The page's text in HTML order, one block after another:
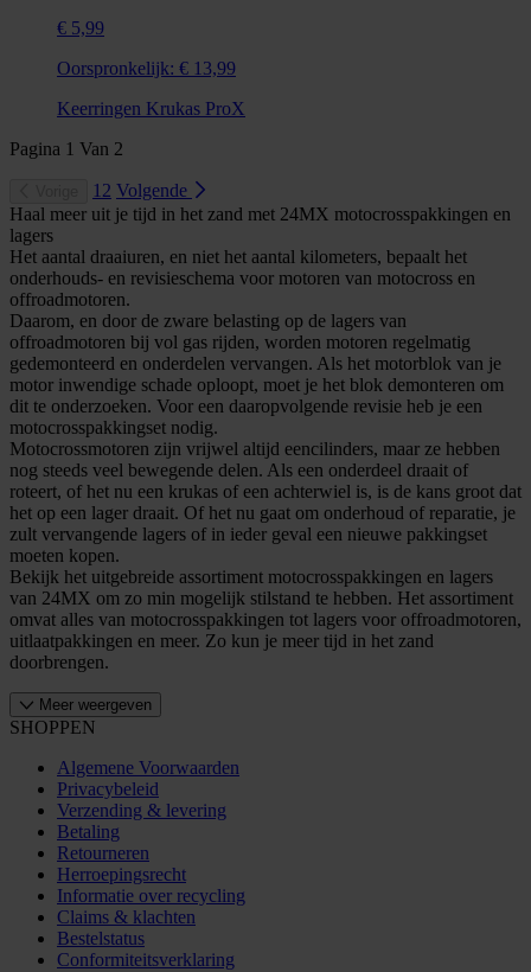
€ 5,99
Oorspronkelijk: € 13,99
Keerringen Krukas ProX
Pagina 1 Van 2
1 2 Volgende
Haal meer uit je tijd in het zand met 24MX motocrosspakkingen en
lagers
Het aantal draaiuren, en niet het aantal kilometers, bepaalt het
onderhouds- en revisieschema voor motoren van motocross en
offroadmotoren.
Daarom, en door de zware belasting op de lagers van
offroadmotoren bij vol gas rijden, worden motoren regelmatig
gedemonteerd en onderdelen vervangen. Als het motorblok van je
motor inwendige schade oploopt, moet je het blok demonteren om
dit te onderzoeken. Voor een daaropvolgende revisie heb je een
motocrosspakkingset nodig.
Motocrossmotoren zijn vrijwel altijd eencilinders, maar ze hebben
nog steeds veel bewegende delen. Als een onderdeel draait of
roteert, of het nu een krukas of een achterwiel is, is de kans groot dat
het op een lager draait. Of het nu gaat om onderhoud of reparatie, je
zult vervangende lagers of in ieder geval een nieuwe pakkingset
moeten kopen.
Bekijk het uitgebreide assortiment motocrosspakkingen en lagers
van 24MX om zo min mogelijk stilstand te hebben. Het assortiment
omvat alles van motocrosspakkingen tot lagers voor offroadmotoren,
uitlaatpakkingen en meer. Zo kun je meer tijd in het zand
doorbrengen.
Meer weergeven
SHOPPEN
Algemene Voorwaarden
Privacybeleid
Verzending & levering
Betaling
Retourneren
Herroepingsrecht
Informatie over recycling
Claims & klachten
Bestelstatus
Conformiteitsverklaring